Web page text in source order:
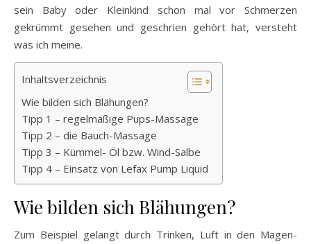
sein Baby oder Kleinkind schon mal vor Schmerzen
gekrümmt gesehen und geschrien gehört hat, versteht
was ich meine.
Inhaltsverzeichnis
Wie bilden sich Blähungen?
Tipp 1 – regelmäßige Pups-Massage
Tipp 2 – die Bauch-Massage
Tipp 3 – Kümmel- Öl bzw. Wind-Salbe
Tipp 4 – Einsatz von Lefax Pump Liquid
Wie bilden sich Blähungen?
Zum Beispiel gelangt durch Trinken, Luft in den Magen-